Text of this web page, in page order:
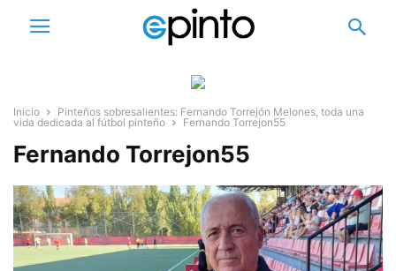
Inicio
Pinteños sobresalientes: Fernando Torrejón Melones, toda una
vida dedicada al fútbol pinteño
Fernando Torrejon55
Fernando Torrejon55